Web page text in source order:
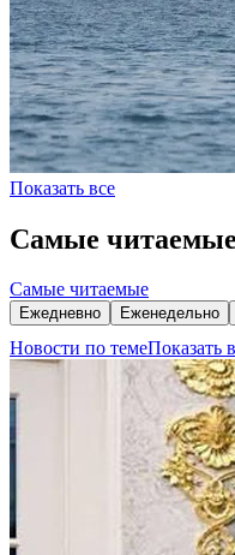
Показать все
Самые читаемые
Самые читаемые
Ежедневно Еженедельно
Новости по темеПоказать